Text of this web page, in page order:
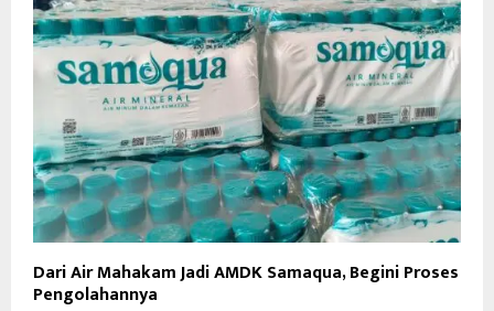
Dari Air Mahakam Jadi AMDK Samaqua, Begini Proses
Pengolahannya